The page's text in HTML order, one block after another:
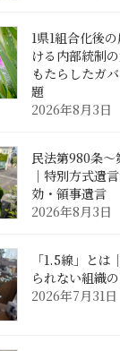
1県1組合化後
ける内部統制の
もたらしたガ
題
2026年8月3日
民法第980条
｜特別方式遺
効・領事遺言
2026年8月3日
「1.5線」と
られない組織
2026年7月31日